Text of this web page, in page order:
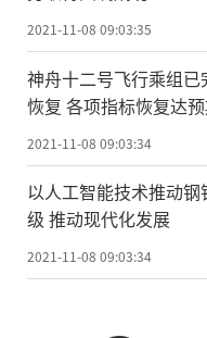
2021-11-08 09:03:35
神舟十二号飞行乘组
恢复 各项指标恢复达
2021-11-08 09:03:34
以人工智能技术推动
级 推动现代化发展
2021-11-08 09:03:34